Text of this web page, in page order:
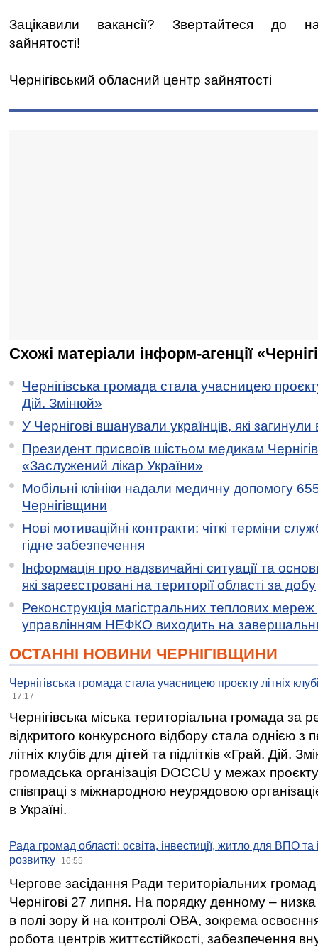
Зацікавили вакансії? Звертайтеся до
зайнятості!
Чернігівський обласний центр зайнятості
Схожі матеріали інформ-агенції
Чернігівська громада стала учасницею
Дій. Змінюй»
У Чернігові вшанували українців, які загинули
Президент присвоїв шістьом медикам
«Заслужений лікар України»
Мобільні клініки надали медичну допомогу
Чернігівщини
Нові мотиваційні контракти: чіткі терміни
гідне забезпечення
Інформація про надзвичайні ситуації та
які зареєстровані на території області за добу
Реконструкція магістральних теплових мереж
управлінням НЕФКО виходить на
ОСТАННІ НОВИНИ ЧЕРНІГІВЩИНИ
Чернігівська громада стала учасницею проєкту літніх
17:17
Чернігівська міська територіальна громада за
відкритого конкурсного відбору стала однією
літніх клубів для дітей та підлітків «Грай. Дій.
громадська організація DOCCU у межах
співпраці з міжнародною неурядовою
в Україні.
Рада громад області: освіта, інвестиції, житло для ВПО
розвитку
16:55
Чергове засідання Ради територіальних громад
Чернігові 27 липня. На порядку денному –
в полі зору й на контролі ОВА, зокрема освоєння
робота центрів життєстійкості, забезпечення